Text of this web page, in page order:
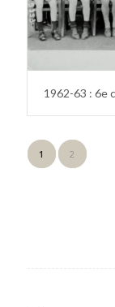
1962-63 : 6e
1 2